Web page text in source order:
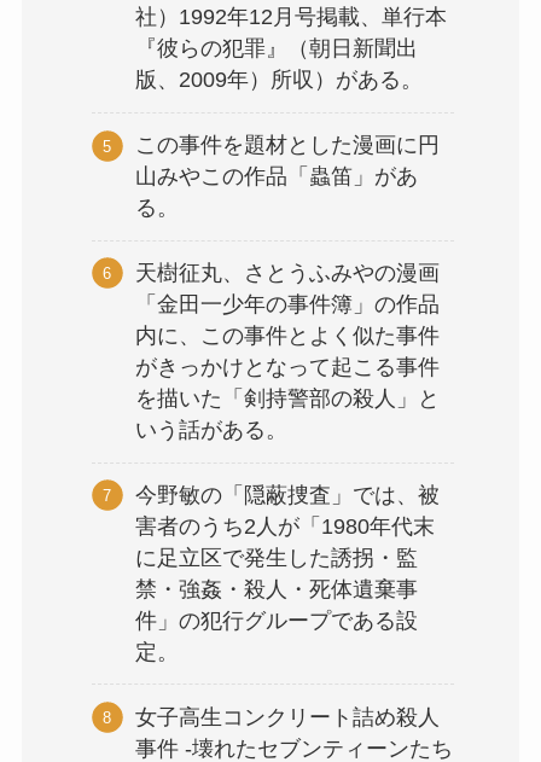
社）1992年12月号掲載、単行本
『彼らの犯罪』（朝日新聞出
版、2009年）所収）がある。
この事件を題材とした漫画に円
山みやこの作品「蟲笛」があ
る。
天樹征丸、さとうふみやの漫画
「金田一少年の事件簿」の作品
内に、この事件とよく似た事件
がきっかけとなって起こる事件
を描いた「剣持警部の殺人」と
いう話がある。
今野敏の「隠蔽捜査」では、被
害者のうち2人が「1980年代末
に足立区で発生した誘拐・監
禁・強姦・殺人・死体遺棄事
件」の犯行グループである設
定。
女子高生コンクリート詰め殺人
事件 -壊れたセブンティーンたち